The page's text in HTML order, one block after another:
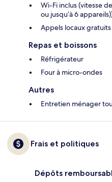
Wi-Fi inclus (vitesse
ou jusqu’à 6
Appels locaux gratuits
Repas et boissons
Réfrigérateur
Four à micro-ondes
Autres
Entretien ménager
Frais et politiques
Dépôts